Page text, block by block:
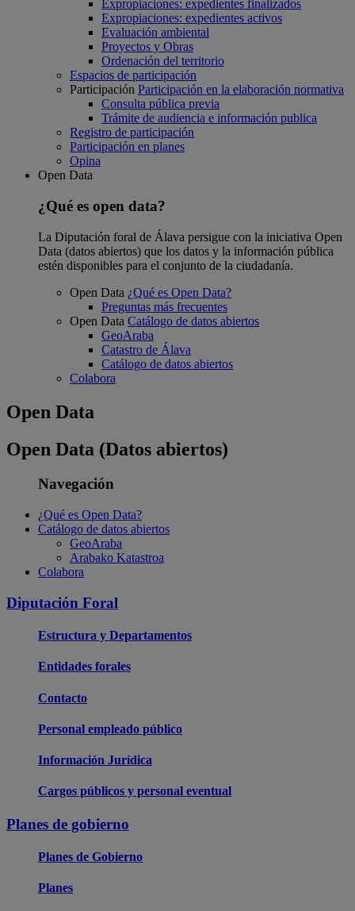
Expropiaciones: expedientes finalizados
Expropiaciones: expedientes activos
Evaluación ambiental
Proyectos y Obras
Ordenación del territorio
Espacios de participación
Participación Participación en la elaboración normativa
Consulta pública previa
Trámite de audiencia e información publica
Registro de participación
Participación en planes
Opina
Open Data
¿Qué es open data?
La Diputación foral de Álava persigue con la iniciativa Open
Data (datos abiertos) que los datos y la información pública
estén disponibles para el conjunto de la ciudadanía.
Open Data ¿Qué es Open Data?
Preguntas más frecuentes
Open Data Catálogo de datos abiertos
GeoAraba
Catastro de Álava
Catálogo de datos abiertos
Colabora
Open Data
Open Data (Datos abiertos)
Navegación
¿Qué es Open Data?
Catálogo de datos abiertos
GeoAraba
Arabako Katastroa
Colabora
Diputación Foral
Estructura y Departamentos
Entidades forales
Contacto
Personal empleado público
Información Jurídica
Cargos públicos y personal eventual
Planes de gobierno
Planes de Gobierno
Planes